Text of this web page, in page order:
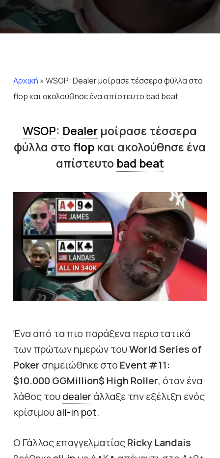
Αρχική » WSOP: Dealer μοίρασε τέσσερα φύλλα στο
flop και ακολούθησε ένα απίστευτο bad beat
WSOP: Dealer μοίρασε τέσσερα
φύλλα στοflop και ακολούθησε ένα
απίστευτο bad beat
Ένα από τα πιο παράξενα περιστατικά
των πρώτων ημερών τουWorld Series of
Poker σημειώθηκε στο Event #11:
$10.000 GGMillion$ High Roller, όταν ένα
λάθος του dealerάλλαξε την εξέλιξη ενός
κρίσιμου all-in pot.
Ο Γάλλος επαγγελματίαςRicky Landais